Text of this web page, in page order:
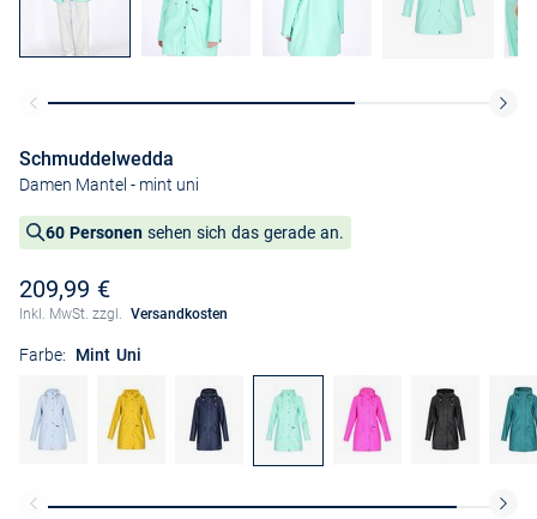
Schmuddelwedda
Damen Mantel - mint uni
60 Personen sehen sich das gerade an.
209,99 €
Inkl. MwSt. zzgl. Versandkosten
Farbe: Mint Uni